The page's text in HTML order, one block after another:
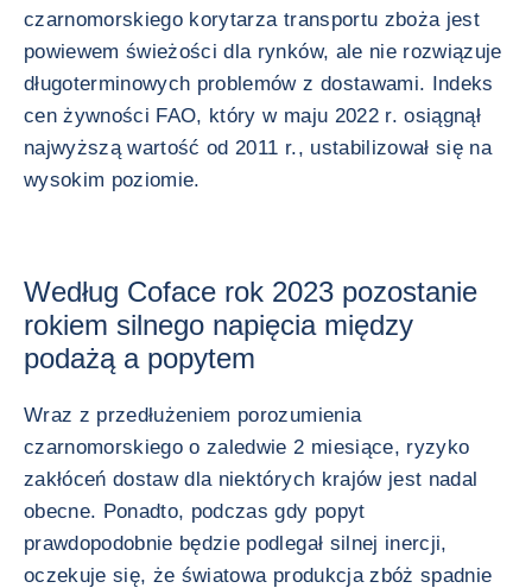
czarnomorskiego korytarza transportu zboża jest
powiewem świeżości dla rynków, ale nie rozwiązuje
długoterminowych problemów z dostawami. Indeks
cen żywności FAO, który w maju 2022 r. osiągnął
najwyższą wartość od 2011 r., ustabilizował się na
wysokim poziomie.
Według Coface rok 2023 pozostanie
rokiem silnego napięcia między
podażą a popytem
Wraz z przedłużeniem porozumienia
czarnomorskiego o zaledwie 2 miesiące, ryzyko
zakłóceń dostaw dla niektórych krajów jest nadal
obecne. Ponadto, podczas gdy popyt
prawdopodobnie będzie podlegał silnej inercji,
oczekuje się, że światowa produkcja zbóż spadnie